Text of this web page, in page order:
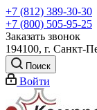
+7 (812) 389-30-30
+7 (800) 505-95-25
Заказать звонок
194100, г. Санкт-
Поиск
Войти